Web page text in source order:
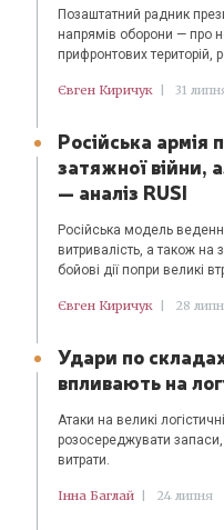
Позаштатний радник
напрямів оборони — про
прифронтових територій,
Євген Киричук | 31
Російська армія
затяжної війни,
— аналіз RUSI
Російська модель
витривалість, а також на
бойові дії попри великі
Євген Киричук | 28
Удари по
впливають на
Атаки на великі
розосереджувати
витрати.
Інна Баглай | 24 липня